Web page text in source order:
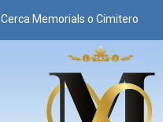
Cerca Memorials o Cimitero